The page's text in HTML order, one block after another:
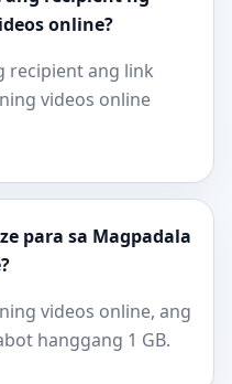
online?
recipient ang link
videos online
para sa Magpadala
videos online, ang
hanggang 1 GB.